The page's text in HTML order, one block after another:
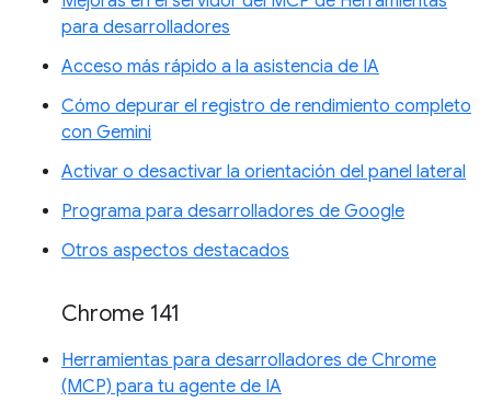
para desarrolladores
Acceso más rápido a la asistencia de IA
Cómo depurar el registro de rendimiento completo
con Gemini
Activar o desactivar la orientación del panel lateral
Programa para desarrolladores de Google
Otros aspectos destacados
Chrome 141
Herramientas para desarrolladores de Chrome
(MCP) para tu agente de IA